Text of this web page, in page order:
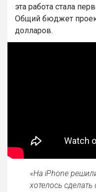
эта работа стала
Общий бюджет
долларов.
«На iPhone
хотелось